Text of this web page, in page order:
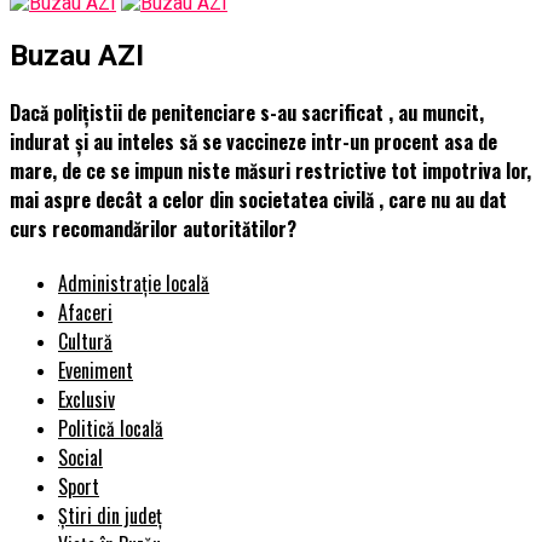
Buzau AZI
Dacă polițistii de penitenciare s-au sacrificat , au muncit,
indurat și au inteles să se vaccineze intr-un procent asa de
mare, de ce se impun niste măsuri restrictive tot impotriva lor,
mai aspre decât a celor din societatea civilă , care nu au dat
curs recomandărilor autoritătilor?
Administrație locală
Afaceri
Cultură
Eveniment
Exclusiv
Politică locală
Social
Sport
Știri din județ